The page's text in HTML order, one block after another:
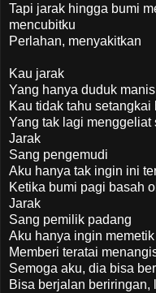
Tapi jarak hingga bumi
mencubitku
Perlahan, menyakitkan
Kau jarak
Yang hanya duduk
Kau tidak tahu
Yang tak lagi menggeliat
Jarak
Sang pengemudi
Aku hanya tak ingin ini
Ketika bumi pagi basah
Jarak
Sang pemilik padang
Aku hanya ingin
Memberi teratai
Semoga aku, dia bisa
Bisa berjalan beriringan,